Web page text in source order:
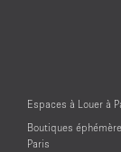
Espaces à Louer à
Boutiques
Paris